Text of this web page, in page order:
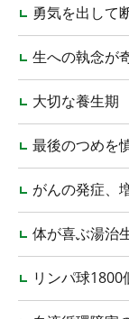
勇気を出して
生への執念が
大切な養生期
最後のつめを
がんの発症、
体が喜ぶ湯治
リンパ球